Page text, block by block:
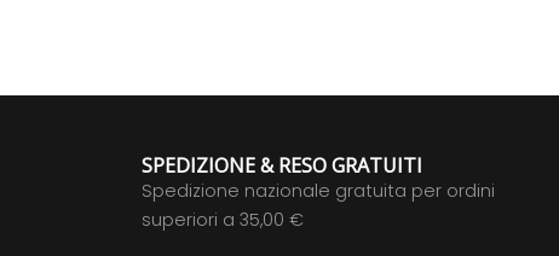
SPEDIZIONE & RESO GRATUITI
Spedizione nazionale gratuita per ordini
superiori a 35,00 €